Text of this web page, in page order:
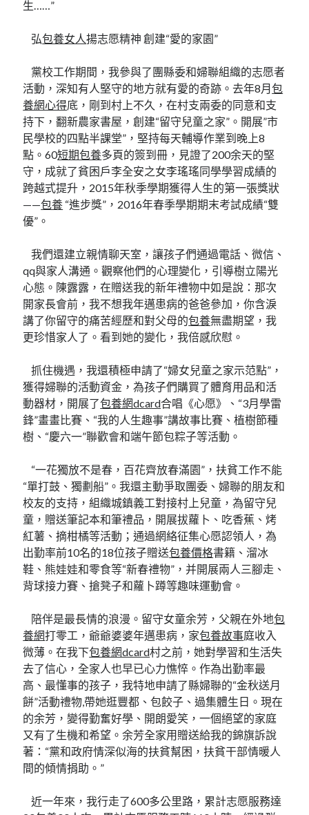
生……”
弘包養女人揚志愿精神 創建“愛的家園”
黨校工作期間，我參與了團縣委和婦聯組織的志愿者
活動，深知有人堅守的地方就有愛的奇跡。去年8月包
養網心得底，剛到村上不久，在村支兩委的同意和支
持下，翻新農家書屋，創建“留守兒童之家”。開展”市
民學校的四點半課堂”，堅持每天輔導作業到晚上8
點。60短期包養多頁的簽到冊，見證了200余天的堅
守，成就了貧困戶李全安之女李瑤瑤同學學習成績的
跨越式提升，2015年秋季學期獲得人生的第一張獎狀
——包養 “進步獎”，2016年春季學期期末考試成績“雙
優”。
我們還建立親情聊天室，讓孩子們通過電話、微信、
qq與家人溝通。觀察他們的心理變化，引導樹立陽光
心態。陳露露，在贈送我的新年禮物中如是說：那次
開家長會前，我不想我年邁患病的爸爸參加，你含淚
講了你留守的痛苦經歷和對父母的包養無盡期望，我
更珍惜家人了。看到她的變化，我倍感欣慰。
抓住機遇，我還積極申請了“婦女兒童之家示范點”，
獲得婦聯的活動資金，為孩子們購買了體育用品和活
動器材，開展了包養網dcard合唱《心愿》、“3月學雷
鋒”畫畫比賽、“我的人生趣事”講故事比賽、植樹節種
樹、“慶六一”聯歡會和端午節包粽子等活動。
“一花獨放不是春，百花齊放春滿園”，扶貧工作不能
“單打鼓、獨劃船”。我還主動爭取團委、婦聯的朋友和
校友的支持，組織城鎮義工對接村上兒童，為留守兒
童，贈送筆記本和筆禮品，開展拔蘿卜、吃香蕉、烤
紅薯、摘柑橘等活動；通過網絡征集心愿認領人，為
出勤率前10名的18位孩子贈送包養價格書籍、溜冰
鞋、熊娃娃和零食等“新春禮物”，并開展兩人三腳走、
背球接力賽、搶凳子和蘿卜蹲等趣味運動會。
陪伴是最長情的浪漫。留守女童余芳，父親在外地包
養網打零工，爺爺婆婆年邁患病，家包養故事庭收入
微薄。在我下包養網dcard村之前，她對學習和生活失
去了信心，全家人也早已心力憔悴。作為出勤率最
高、最懂事的孩子，我特地申請了縣婦聯的“金秋送月
餅”活動禮物,帶她逛豐都、包餃子、過集體生日。現在
的余芳，變得勤奮好學、開朗愛笑，一個絕望的家庭
又有了生機和希望。余芳全家用贈送給我的錦旗訴說
著：“黨和政府情深似海的扶貧幫困，扶貧干部情暖人
間的傾情捐助。”
近一年來，我行走了600多公里路，累計志愿服務達